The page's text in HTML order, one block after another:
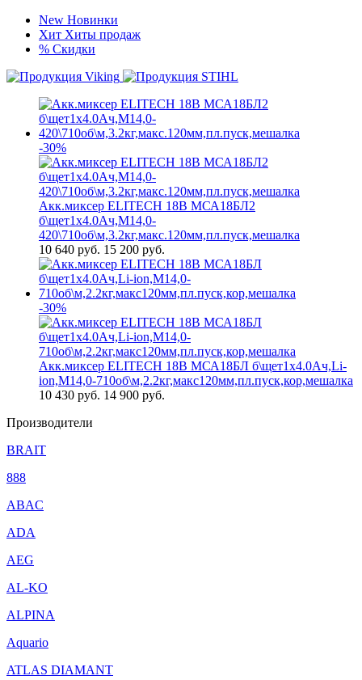
New Новинки
Хит Хиты продаж
% Скидки
-30%
Акк.миксер ELITECH 18В МСА18БЛ2
б\щет1х4.0Ач,М14,0-
420\710об\м,3.2кг,макс.120мм,пл.пуск,мешалка
10 640 руб. 15 200 руб.
-30%
Акк.миксер ELITECH 18В МСА18БЛ б\щет1х4.0Ач,Li-
ion,М14,0-710об\м,2.2кг,макс120мм,пл.пуск,кор,мешалка
10 430 руб. 14 900 руб.
Производители
BRAIT
888
ABAC
ADA
AEG
AL-KO
ALPINA
Aquario
ATLAS DIAMANT